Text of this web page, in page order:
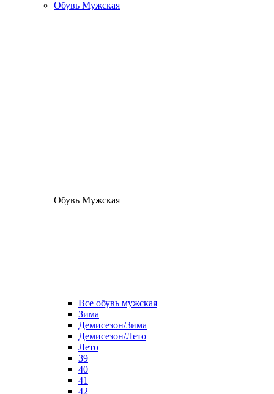
Обувь Мужская
Обувь Мужская
Все обувь мужская
Зима
Демисезон/Зима
Демисезон/Лето
Лето
39
40
41
42